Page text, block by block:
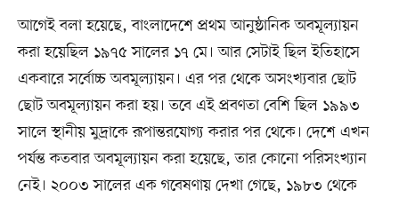
আগেই বলা হয়েছে, বাংলাদেশে প্রথম আনুষ্ঠানিক অবমূল্যায়ন
করা হয়েছিল ১৯৭৫ সালের ১৭ মে। আর সেটাই ছিল ইতিহাসে
একবারে সর্বোচ্চ অবমূল্যায়ন। এর পর থেকে অসংখ্যবার ছোট
ছোট অবমূল্যায়ন করা হয়। তবে এই প্রবণতা বেশি ছিল ১৯৯৩
সালে স্থানীয় মুদ্রাকে রূপান্তরযোগ্য করার পর থেকে। দেশে এখন
পর্যন্ত কতবার অবমূল্যায়ন করা হয়েছে, তার কোনো পরিসংখ্যান
নেই। ২০০৩ সালের এক গবেষণায় দেখা গেছে, ১৯৮৩ থেকে